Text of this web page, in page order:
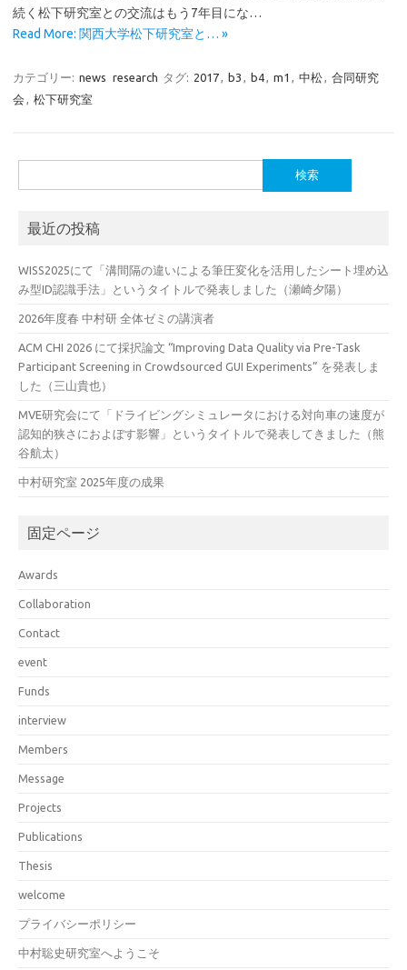
続く松下研究室との交流はもう7年目にな…
Read More: 関西大学松下研究室と… »
カテゴリー: news research タグ: 2017, b3 , b4, m1 , 中松, 合同研究
会 , 松下研究室
索:
最近の投稿
WISS2025にて「溝間隔の違いによる筆圧変化を活用したシート埋め込
み型ID認識手法」というタイトルで発表しました（瀬崎夕陽）
2026年度春 中村研 全体ゼミの講演者
ACM CHI 2026 にて採択論文 “Improving Data Quality via Pre-Task
Participant Screening in Crowdsourced GUI Experiments” を発表しま
した（三山貴也）
MVE研究会にて「ドライビングシミュレータにおける対向車の速度が
認知的狭さにおよぼす影響」というタイトルで発表してきました（熊
谷航太）
中村研究室 2025年度の成果
固定ページ
Awards
Collaboration
Contact
event
Funds
interview
Members
Message
Projects
Publications
Thesis
welcome
プライバシーポリシー
中村聡史研究室へようこそ